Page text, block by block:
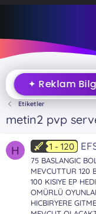
✦ Reklam
Etiketler
metin2 pvp
H 1 - 120
75 BASLANGIC
MEVCUTTUR 120
100 KISIYE EP
OMÜRLÜ
HICBIRYERE